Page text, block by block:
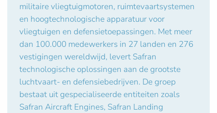
militaire vliegtuigmotoren, ruimtevaartsystemen
en hoogtechnologische apparatuur voor
vliegtuigen en defensietoepassingen. Met meer
dan 100.000 medewerkers in 27 landen en 276
vestigingen wereldwijd, levert Safran
technologische oplossingen aan de grootste
luchtvaart- en defensiebedrijven. De groep
bestaat uit gespecialiseerde entiteiten zoals
Safran Aircraft Engines, Safran Landing